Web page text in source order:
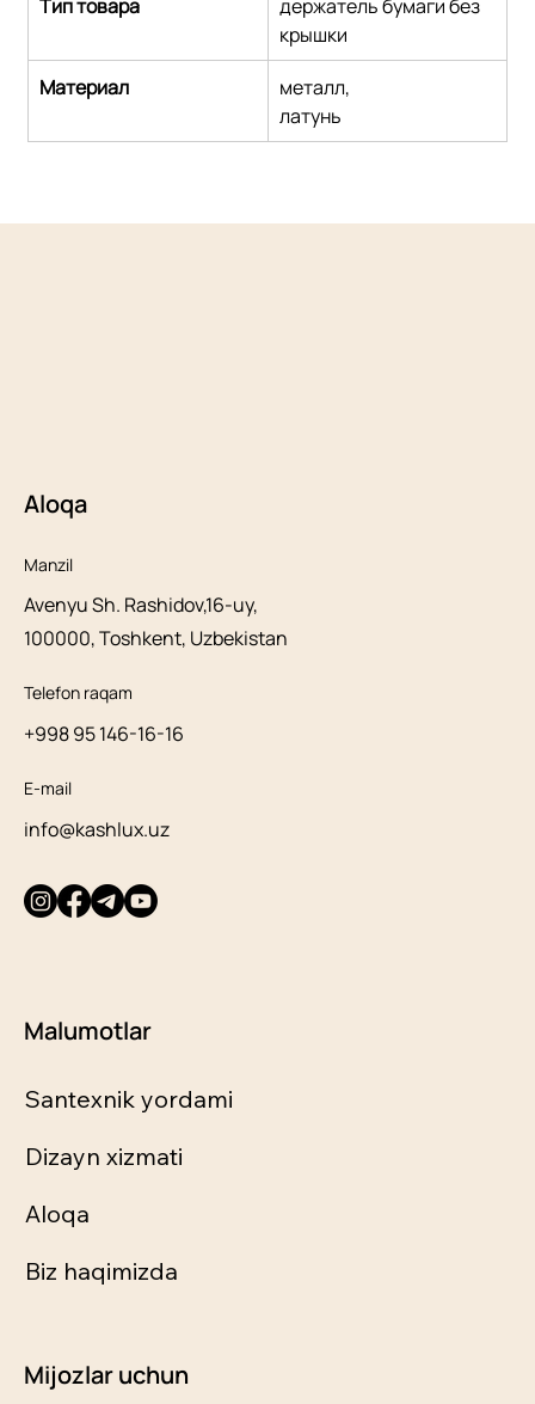
Тип товара
держатель бумаги без
крышки
Материал
металл,
латунь
Aloqa
Manzil
Avenyu Sh. Rashidov,16-uy,
100000, Toshkent, Uzbekistan
Telefon raqam
+998 95 146-16-16
E-mail
info@kashlux.uz
Malumotlar
Santexnik yordami
Dizayn xizmati
Aloqa
Biz haqimizda
Mijozlar uchun